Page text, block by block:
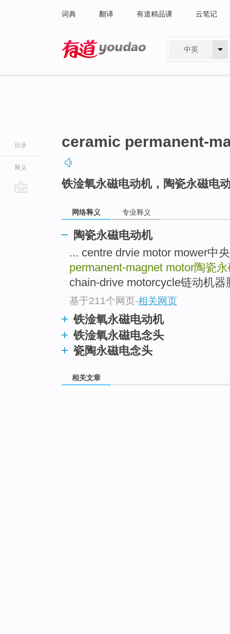
词典 翻译 有道精品课 云笔记
中英
目录
释义
ceramic permanent-
铁淦氧永磁电动机，陶瓷永磁电
网络释义 专业释义
陶瓷永磁电动机
... centre drvie motor mower中
permanent-magnet motor陶瓷
chain-drive motorcycle链动机器
基于211个网页-相关网页
铁淦氧永磁电动机
铁淦氧永磁电念头
瓷陶永磁电念头
相关文章